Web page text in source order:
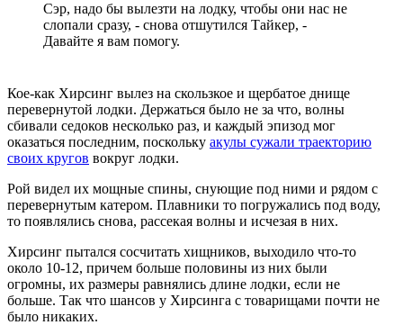
Сэр, надо бы вылезти на лодку, чтобы они нас не
слопали сразу, - снова отшутился Тайкер, -
Давайте я вам помогу.
Кое-как Хирсинг вылез на скользкое и щербатое днище
перевернутой лодки. Держаться было не за что, волны
сбивали седоков несколько раз, и каждый эпизод мог
оказаться последним, поскольку акулы сужали траекторию
своих кругов вокруг лодки.
Рой видел их мощные спины, снующие под ними и рядом с
перевернутым катером. Плавники то погружались под воду,
то появлялись снова, рассекая волны и исчезая в них.
Хирсинг пытался сосчитать хищников, выходило что-то
около 10-12, причем больше половины из них были
огромны, их размеры равнялись длине лодки, если не
больше. Так что шансов у Хирсинга с товарищами почти не
было никаких.